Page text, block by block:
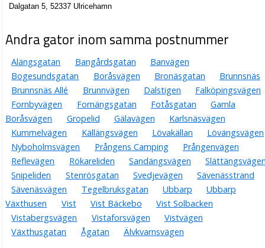
Dalgatan 5, 52337 Ulricehamn
Andra gator inom samma postnummer
Alängsgatan Bangårdsgatan
Banvägen
Bogesundsgatan
Boråsvägen Bronäsgatan
Brunnsnäs
Brunnsnäs Allé
Brunnvägen Dalstigen
Falköpingsvägen
Fornbyvägen
Fornängsgatan Fotåsgatan
Gamla
Boråsvägen
Gropelid Gälavägen
Karlsnäsvägen
Kummelvägen
Källängsvägen Lövakällan
Lövängsvägen
Nyboholmsvägen
Prångens Camping
Prångenvägen
Reflevägen
Rökareliden Sandängsvägen
Snipeliden
Stenrösgatan Svedjevägen
Sävenässtrand
Sävenäsvägen
Tegelbruksgatan Ubbarp
Ubbarp
Växthusen
Vist Vist Bäckebo
Vist Solbacken
Vistabergsvägen
Vistaforsvägen
Vistvägen
Växthusgatan
Ågatan Älvkvarnsvägen